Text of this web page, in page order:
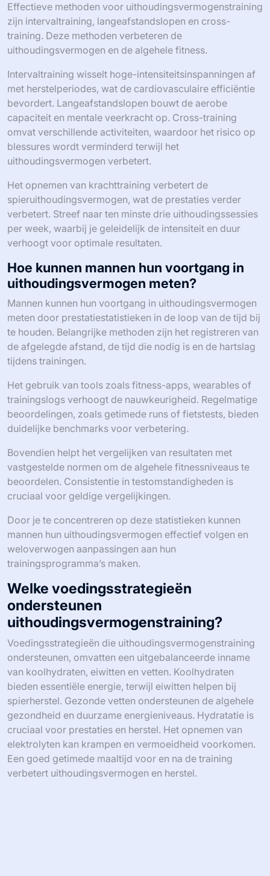
Effectieve methoden voor uithoudingsvermogenstraining
zijn intervaltraining, langeafstandslopen en cross-
training. Deze methoden verbeteren de
uithoudingsvermogen en de algehele fitness.
Intervaltraining wisselt hoge-intensiteitsinspanningen af
met herstelperiodes, wat de cardiovasculaire efficiëntie
bevordert. Langeafstandslopen bouwt de aerobe
capaciteit en mentale veerkracht op. Cross-training
omvat verschillende activiteiten, waardoor het risico op
blessures wordt verminderd terwijl het
uithoudingsvermogen verbetert.
Het opnemen van krachttraining verbetert de
spieruithoudingsvermogen, wat de prestaties verder
verbetert. Streef naar ten minste drie uithoudingssessies
per week, waarbij je geleidelijk de intensiteit en duur
verhoogt voor optimale resultaten.
Hoe kunnen mannen hun voortgang in
uithoudingsvermogen meten?
Mannen kunnen hun voortgang in uithoudingsvermogen
meten door prestatiestatistieken in de loop van de tijd bij
te houden. Belangrijke methoden zijn het registreren van
de afgelegde afstand, de tijd die nodig is en de hartslag
tijdens trainingen.
Het gebruik van tools zoals fitness-apps, wearables of
trainingslogs verhoogt de nauwkeurigheid. Regelmatige
beoordelingen, zoals getimede runs of fietstests, bieden
duidelijke benchmarks voor verbetering.
Bovendien helpt het vergelijken van resultaten met
vastgestelde normen om de algehele fitnessniveaus te
beoordelen. Consistentie in testomstandigheden is
cruciaal voor geldige vergelijkingen.
Door je te concentreren op deze statistieken kunnen
mannen hun uithoudingsvermogen effectief volgen en
weloverwogen aanpassingen aan hun
trainingsprogramma’s maken.
Welke voedingsstrategieën
ondersteunen
uithoudingsvermogenstraining?
Voedingsstrategieën die uithoudingsvermogenstraining
ondersteunen, omvatten een uitgebalanceerde inname
van koolhydraten, eiwitten en vetten. Koolhydraten
bieden essentiële energie, terwijl eiwitten helpen bij
spierherstel. Gezonde vetten ondersteunen de algehele
gezondheid en duurzame energieniveaus. Hydratatie is
cruciaal voor prestaties en herstel. Het opnemen van
elektrolyten kan krampen en vermoeidheid voorkomen.
Een goed getimede maaltijd voor en na de training
verbetert uithoudingsvermogen en herstel.